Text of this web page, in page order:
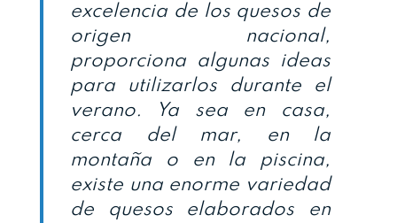
excelencia de los quesos de
origen nacional,
proporciona algunas ideas
para utilizarlos durante el
verano. Ya sea en casa,
cerca del mar, en la
montaña o en la piscina,
existe una enorme variedad
de quesos elaborados en